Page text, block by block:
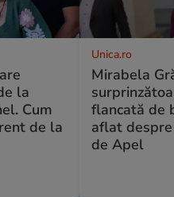
la
Cum
de la
Unica.ro
Mirabela
flancată de
aflat
de Apel